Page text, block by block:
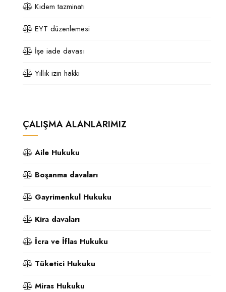
Kıdem tazminatı
EYT düzenlemesi
İşe iade davası
Yıllık izin hakkı
ÇALIŞMA ALANLARIMIZ
Aile Hukuku
Boşanma davaları
Gayrimenkul Hukuku
Kira davaları
İcra ve İflas Hukuku
Tüketici Hukuku
Miras Hukuku